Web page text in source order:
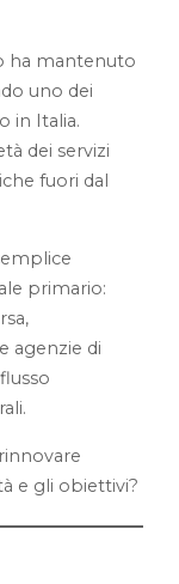
ha mantenuto
uno dei
in Italia.
dei servizi
fuori dal
primario:
agenzie di
e gli obiettivi?